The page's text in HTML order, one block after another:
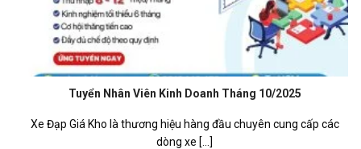
Tuyển Nhân Viên Kinh Doanh Tháng 10/2025
Xe Đạp Giá Kho là thương hiệu hàng đầu chuyên cung cấp các
dòng xe [...]